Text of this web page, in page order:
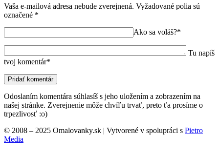
Vaša e-mailová adresa nebude zverejnená. Vyžadované polia sú
označené *
Ako sa voláš?*
Tu napíš
tvoj komentár*
Odoslaním komentára súhlasíš s jeho uložením a zobrazením na
našej stránke. Zverejnenie môže chvíľu trvať, preto ťa prosíme o
trpezlivosť :o)
© 2008 – 2025 Omalovanky.sk | Vytvorené v spolupráci s Pietro
Media